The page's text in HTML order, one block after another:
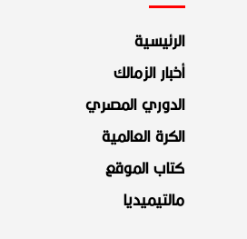
الرئيسية
أخبار الزمالك
الدوري المصري
الكرة العالمية
كتاب الموقع
مالتيميديا